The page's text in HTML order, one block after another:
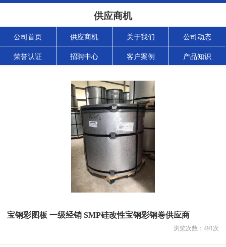
供应商机
公司首页 供应商机 关于我们 公司动态
荣誉认证 招聘中心 客户案例 产品知识
宝钢彩图板 一级经销 SMP硅改性宝钢彩钢卷供应商
浏览次数： 491次